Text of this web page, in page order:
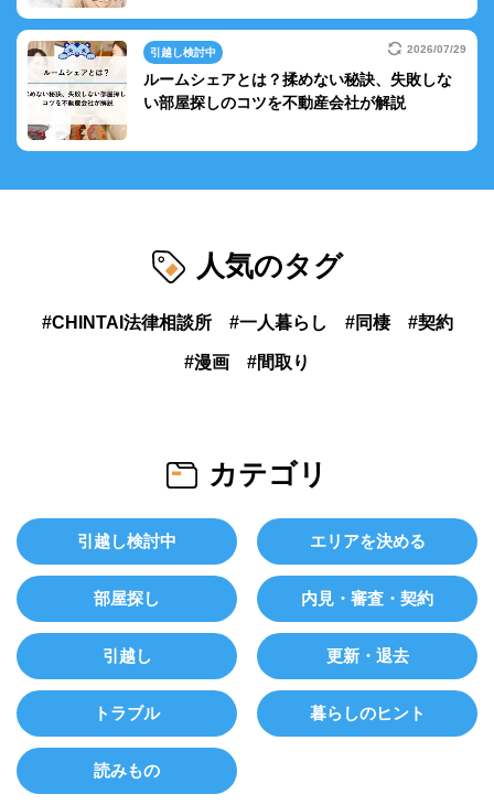
引越し検討中 2026/07/29
ルームシェアとは？揉めない秘訣、失敗しな
い部屋探しのコツを不動産会社が解説
人気のタグ
CHINTAI法律相談所 一人暮らし 同棲 契約
漫画 間取り
カテゴリ
引越し検討中 エリアを決める
部屋探し 内見・審査・契約
引越し 更新・退去
トラブル 暮らしのヒント
読みもの